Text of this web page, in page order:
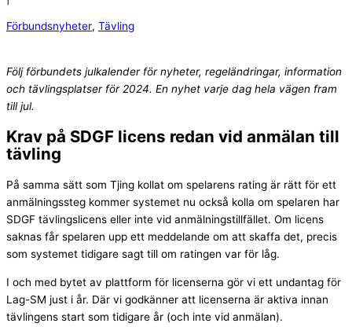
Förbundsnyheter, Tävling
Följ förbundets julkalender för nyheter, regeländringar, information
och tävlingsplatser för 2024. En nyhet varje dag hela vägen fram
till jul.
Krav på SDGF licens redan vid anmälan till
tävling
På samma sätt som Tjing kollat om spelarens rating är rätt för ett
anmälningssteg kommer systemet nu också kolla om spelaren har
SDGF tävlingslicens eller inte vid anmälningstillfället. Om licens
saknas får spelaren upp ett meddelande om att skaffa det, precis
som systemet tidigare sagt till om ratingen var för låg.
I och med bytet av plattform för licenserna gör vi ett undantag för
Lag-SM just i år. Där vi godkänner att licenserna är aktiva innan
tävlingens start som tidigare år (och inte vid anmälan).